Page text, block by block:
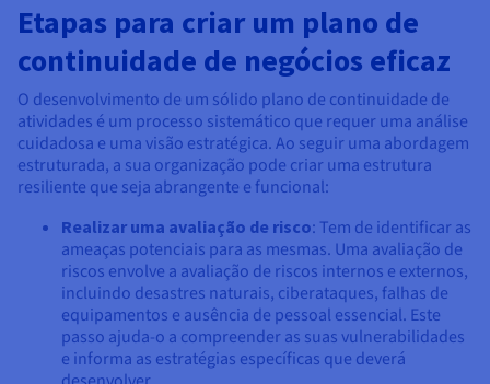
Etapas para criar um plano de
continuidade de negócios eficaz
O desenvolvimento de um sólido plano de continuidade de
atividades é um processo sistemático que requer uma análise
cuidadosa e uma visão estratégica. Ao seguir uma abordagem
estruturada, a sua organização pode criar uma estrutura
resiliente que seja abrangente e funcional:
Realizar uma avaliação de risco: Tem de identificar as
ameaças potenciais para as mesmas. Uma avaliação de
riscos envolve a avaliação de riscos internos e externos,
incluindo desastres naturais, ciberataques, falhas de
equipamentos e ausência de pessoal essencial. Este
passo ajuda-o a compreender as suas vulnerabilidades
e informa as estratégias específicas que deverá